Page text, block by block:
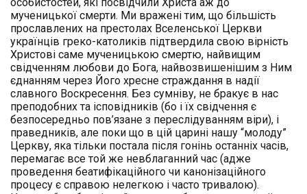
мученицької смерти. Ми вражені тим, що більшість
прославлених на престолах Вселенської Церкви
українців греко-католиків підтвердила свою вірність
Христові саме мученицькою смертю, найвищим
свідченням любови до Бога, найвозвишенішим з Ним
єднанням через Його хресне страждання в надії
славного Воскресення. Без сумніву, не бракує в нас
преподобних та ісповідників (бо і їх свідчення є
безпосередньо пов’язане з переслідуванням віри), і
праведників, але поки що в цій царині нашу “молоду”
Церкву, яка тільки постала після гонінь останніх часів,
перемагає все той же невблаганний час (адже
проведення беатифікаційного чи канонізаційного
процесу є справою нелегкою і часто тривалою).